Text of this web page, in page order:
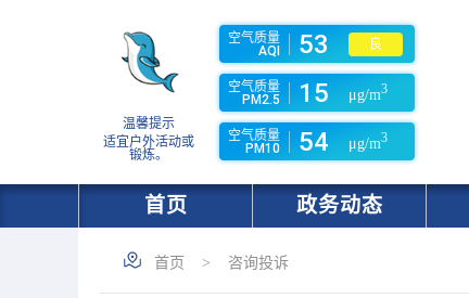
温馨提示
适宜户外活动或
锻炼。
空气质量
AQI
53 良
空气质量
PM2.5
15 μg/m3
空气质量
PM10
54 μg/m3
首页 政务动态
首页 > 咨询投诉